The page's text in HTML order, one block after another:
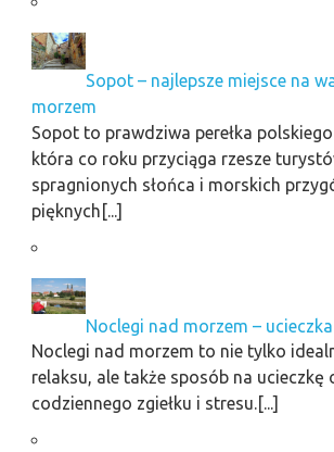
Sopot – najlepsze miejsce na
morzem
Sopot to prawdziwa perełka
która co roku przyciąga rzesze
spragnionych słońca i morskich
pięknych[...]
Noclegi nad morzem –
Noclegi nad morzem to nie tylko
relaksu, ale także sposób na ucieczkę
codziennego zgiełku i stresu.[...]